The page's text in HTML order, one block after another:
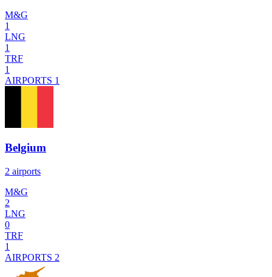
M&G
1
LNG
1
TRF
1
AIRPORTS 1
Belgium
2 airports
M&G
2
LNG
0
TRF
1
AIRPORTS 2